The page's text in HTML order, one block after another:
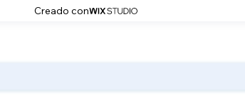
Creado con